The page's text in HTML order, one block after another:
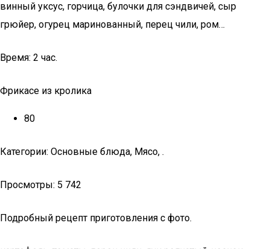
винный уксус, горчица, булочки для сэндвичей, сыр
грюйер, огурец маринованный, перец чили, ром…
Время: 2 час.
Фрикасе из кролика
80
Категории: Основные блюда, Мясо, .
Просмотры: 5 742
Подробный рецепт приготовления с фото.